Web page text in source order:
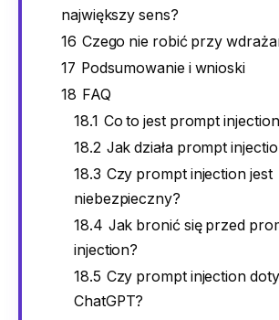
największy sens?
16 Czego nie robić przy
17 Podsumowanie i wnioski
18 FAQ
18.1 Co to jest prompt
18.2 Jak działa prompt
18.3 Czy prompt injection jest
niebezpieczny?
18.4 Jak bronić się przed
injection?
18.5 Czy prompt injection
ChatGPT?